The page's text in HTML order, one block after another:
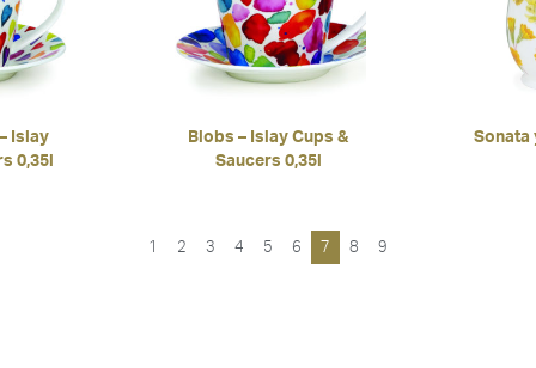
Islay
0,35l
Blobs – Islay Cups &
Saucers 0,35l
Sonata
1 2 3 4 5 6 7 8 9